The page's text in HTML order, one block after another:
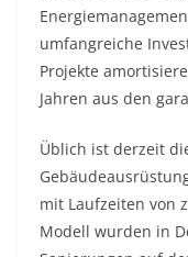
umfangreiche
Projekte
Jahren aus den
Üblich ist derzeit
mit Laufzeiten von
Modell wurden in